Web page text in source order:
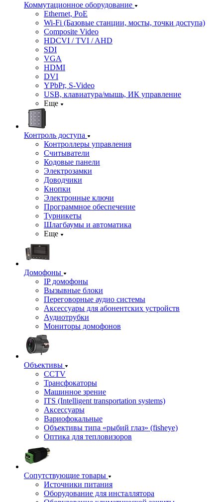
Коммутационное оборудование
Ethernet, PoE
Wi-Fi (Базовые станции, мосты, точки доступа)
Composite Video
HDCVI / TVI / AHD
SDI
VGA
HDMI
DVI
YPbPr, S-Video
USB, клавиатура/мышь, ИК управление
Еще
Контроль доступа
Контроллеры управления
Считыватели
Кодовые панели
Электрозамки
Доводчики
Кнопки
Электронные ключи
Программное обеспечение
Турникеты
Шлагбаумы и автоматика
Еще
Домофоны
IP домофоны
Вызывные блоки
Переговорные аудио системы
Аксессуары для абонентских устройств
Аудиотрубки
Мониторы домофонов
Объективы
CCTV
Трансфокаторы
Машинное зрение
ITS (Intelligent transportation systems)
Аксессуары
Вариофокальные
Объективы типа «рыбий глаз» (fisheye)
Оптика для тепловизоров
Сопутствующие товары
Источники питания
Оборудование для инсталлятора